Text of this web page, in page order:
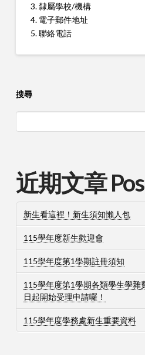
3. 隸屬學校/機構
4. 電子郵件地址
5. 聯絡電話
搜尋
近期文章
新生看這裡！新生須知懶人包
115學年度新生歡迎會
115學年度第1學期註冊須知
115學年度第1學期各類學生學雜
日起開始受理申請囉！
115學年度學務處新生重要資料